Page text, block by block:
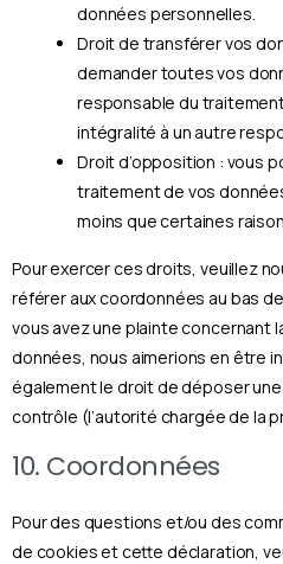
données personnelles.
Droit de transférer vos
demander toutes vos
responsable du
intégralité à un autre
Droit d’opposition : vous
traitement de vos
moins que certaines
Pour exercer ces droits, veuillez
référer aux coordonnées au bas
vous avez une plainte concernant
données, nous aimerions en être
également le droit de déposer
contrôle (l’autorité chargée de la
10. Coordonnées
Pour des questions et/ou des
de cookies et cette déclaration,